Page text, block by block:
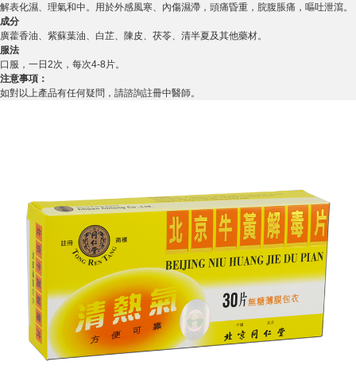
解表化濕、理氣和中。用於外感風寒、內傷濕滯，頭痛昏重，脘腹脹痛，嘔吐泄瀉。
成分
廣藿香油、紫蘇葉油、白芷、陳皮、茯苓、清半夏及其他藥材。
服法
口服，一日2次，每次4-8片。
注意事項：
如對以上產品有任何疑問，請諮詢註冊中醫師。